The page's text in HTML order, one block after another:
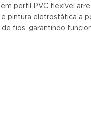
perfil PVC flexível
pintura eletrostática a
fios, garantindo